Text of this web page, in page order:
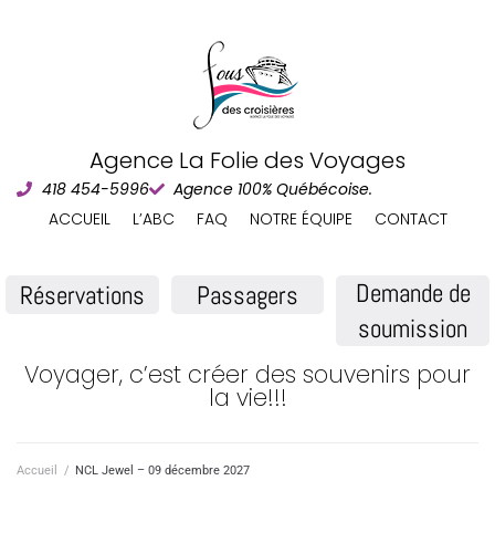
Agence La Folie des Voyages
418 454-5996
Agence 100% Québécoise.
ACCUEIL
L’ABC FAQ NOTRE ÉQUIPE CONTACT
Réservations Passagers
Demande de
soumission
Voyager, c’est créer des souvenirs pour
la vie!!!
Accueil / NCL Jewel – 09 décembre 2027